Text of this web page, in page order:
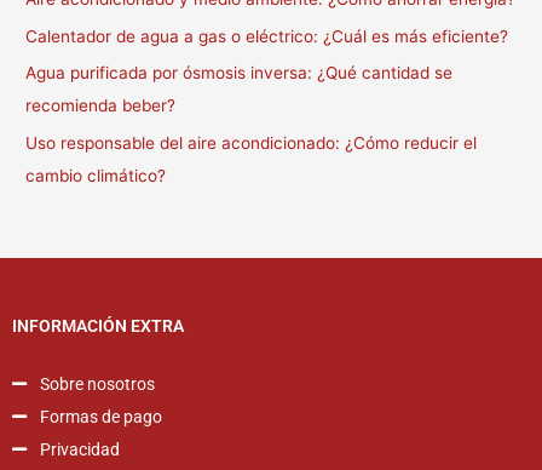
Calentador de agua a gas o eléctrico: ¿Cuál es más eficiente?
Agua purificada por ósmosis inversa: ¿Qué cantidad se
recomienda beber?
Uso responsable del aire acondicionado: ¿Cómo reducir el
cambio climático?
INFORMACIÓN EXTRA
Sobre nosotros
Formas de pago
Privacidad